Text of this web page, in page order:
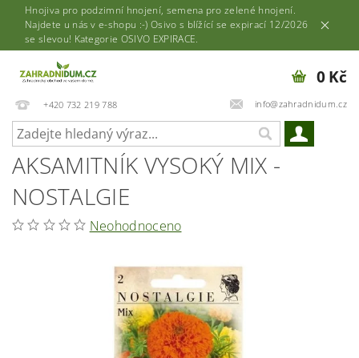
Hnojiva pro podzimní hnojení, semena pro zelené hnojení.
Najdete u nás v e-shopu :-) Osivo s blížící se expirací 12/2026
se slevou! Kategorie OSIVO EXPIRACE.
+420 732 219 788 info@zahradnidum.cz
0 Kč
AKSAMITNÍK VYSOKÝ MIX -
NOSTALGIE
Neohodnoceno